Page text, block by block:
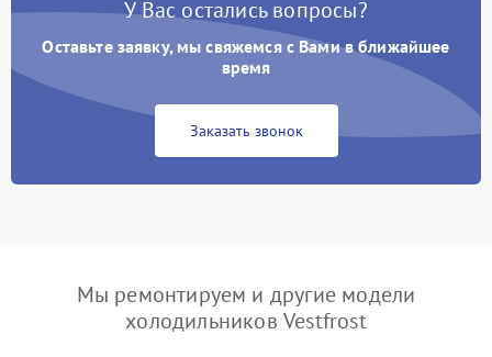
У Вас остались вопросы?
Оставьте заявку, мы свяжемся с Вами в ближайшее
время
Заказать звонок
Мы ремонтируем и другие модели
холодильников Vestfrost